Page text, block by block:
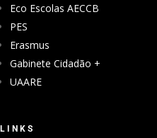
Eco Escolas AECCB
PES
Erasmus
Gabinete Cidadão +
UAARE
LINKS